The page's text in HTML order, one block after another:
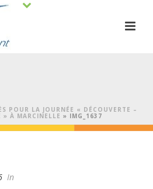
POUR LA JOURNÉE « DÉCOUVERTE –
» À MARCINELLE » IMG_1637
In